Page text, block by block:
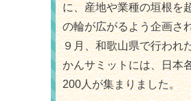
に、産地や業種の垣根を
の輪が広がるよう企画さ
９月、和歌山県で行われ
かんサミットには、日本
200人が集まりました。